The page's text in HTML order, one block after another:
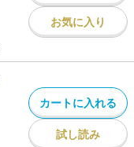
お気に入り
カートに入れる
試し読み